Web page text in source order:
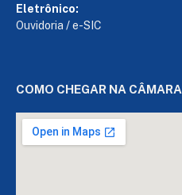
Eletrônico:
Ouvidoria /e-SIC
COMO CHEGAR NA CÂMARA